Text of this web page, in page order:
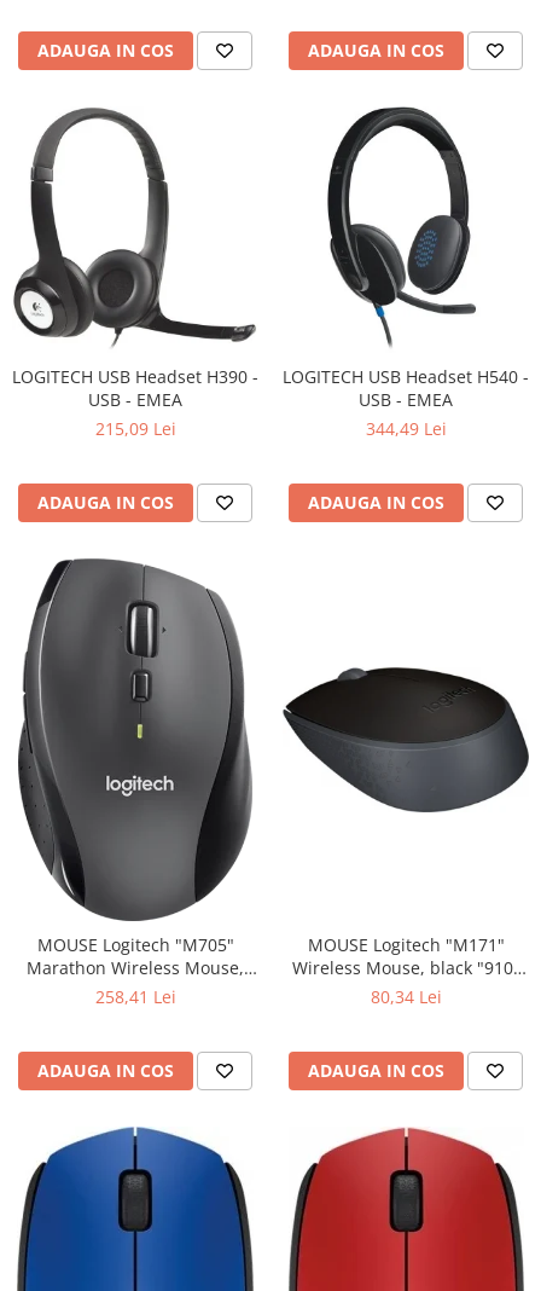
ADAUGA IN COS ADAUGA IN COS
LOGITECH USB Headset H390 -
USB - EMEA
215,09 Lei
ADAUGA IN COS
LOGITECH USB Headset H540 -
USB - EMEA
344,49 Lei
ADAUGA IN COS
MOUSE Logitech "M705"
Marathon Wireless Mouse,
black "910-001949" (include
258,41 Lei
ADAUGA IN COS
MOUSE Logitech "M171"
Wireless Mouse, black "910-
80,34 Lei
ADAUGA IN COS